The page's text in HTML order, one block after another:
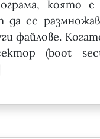
която е
да се
файлове.
(boot